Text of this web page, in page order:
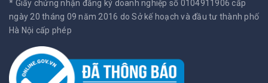
* Giấy chứng nhận đăng ký doanh nghiệp số 0104911906 cấp
ngày 20 tháng 09 năm 2016 do Sở kế hoạch và đầu tư thành phố
Hà Nội cấp phép